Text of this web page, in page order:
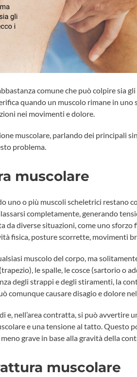
comune che può colpire sia
quando un muscolo rimane in uno
nei movimenti e dolore.
muscolare, parlando dei principali
problema.
muscolare
uno o più muscoli scheletrici restano
completamente, generando
da diverse situazioni, come uno sforzo
fisica, posture scorrette, movimenti
muscolo del corpo, ma
le spalle, le cosce (sartorio o
degli strappi e degli stiramenti, la
comunque causare disagio e dolore
nell’area contratta, si può avvertire
e una tensione al tatto. Questo
grave in base alla gravità della
muscolare